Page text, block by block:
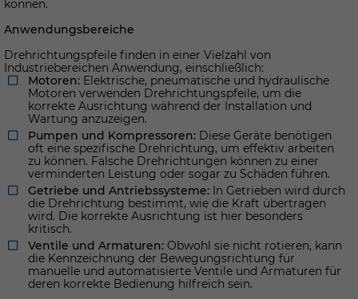
können.
Anwendungsbereiche
Drehrichtungspfeile finden in einer Vielzahl von
Industriebereichen Anwendung, einschließlich:
Motoren: Elektrische, pneumatische und hydraulische
Motoren verwenden Drehrichtungspfeile, um die
korrekte Ausrichtung während der Installation und
Wartung anzuzeigen.
Pumpen und Kompressoren: Diese Geräte benötigen
oft eine spezifische Drehrichtung, um effektiv arbeiten
zu können. Falsche Drehrichtungen können zu einer
verminderten Leistung oder sogar zu Schäden führen.
Getriebe und Antriebssysteme: In Getrieben wird durch
die Drehrichtung bestimmt, wie die Kraft übertragen
wird. Die korrekte Ausrichtung ist hier besonders
kritisch.
Ventile und Armaturen: Obwohl sie nicht rotieren, kann
die Kennzeichnung der Bewegungsrichtung für
manuelle und automatisierte Ventile und Armaturen für
deren korrekte Bedienung hilfreich sein.